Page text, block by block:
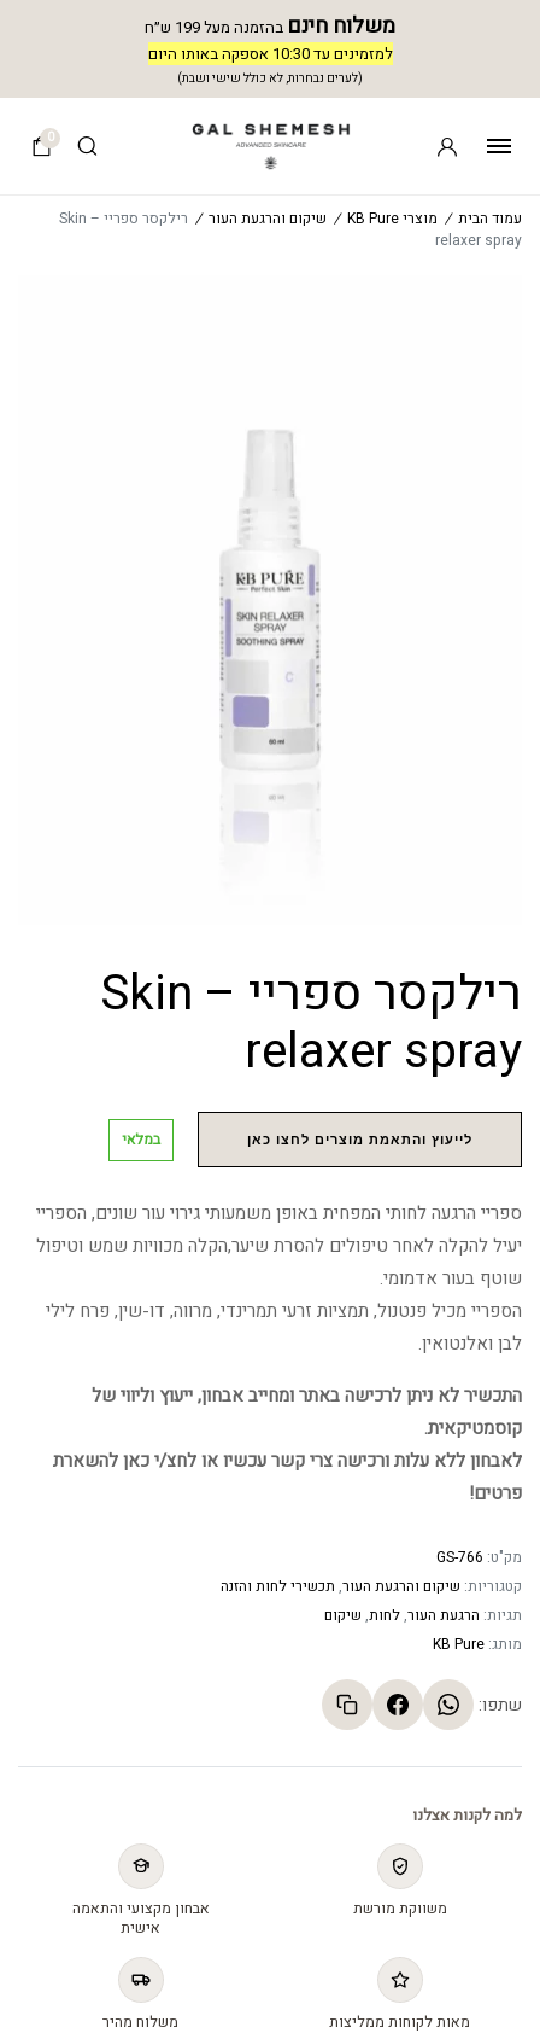
משלוח חינם בהזמנה מעל 199 ש״ח
למזמינים עד 10:30 אספקה באותו היום
(לערים נבחרות, לא כולל שישי ושבת)
0
עמוד הבית / מוצרי KB Pure / שיקום והרגעת העור /
רילקסר ספריי – Skin
relaxer spray
רילקסר ספריי – Skin
relaxer spray
לייעוץ והתאמת מוצרים לחצו כאן במלאי
ספריי הרגעה לחותי המפחית באופן משמעותי גירוי עור שונים, הספריי
יעיל להקלה לאחר טיפולים להסרת שיער,הקלה מכוויות שמש וטיפול
שוטף בעור אדמומי.
הספריי מכיל פנטנול, תמציות זרעי תמרינדי, מרווה, דו-שין, פרח לילי
לבן ואלנטואין.
התכשיר לא ניתן לרכישה באתר ומחייב אבחון, ייעוץ וליווי של
קוסמטיקאית.
לאבחון ללא עלות ורכישה צרי קשר עכשיו או לחצ/י כאן להשארת
פרטים!
מק"ט: GS-766
קטגוריות: שיקום והרגעת העור, תכשירי לחות והזנה
תגיות: הרגעת העור,לחות, שיקום
מותג: KB Pure
שתפו:
למה לקנות אצלנו
משווקת מורשת
אבחון מקצועי והתאמה
אישית
מאות לקוחות ממליצות משלוח מהיר